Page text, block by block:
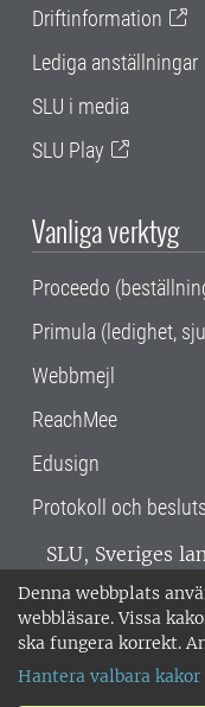
Denna webbplats
webbläsare. Vissa
ska fungera korrekt.
Hantera valbara kakor
Driftinformation
Lediga anställningar
SLU i media
SLU Play
Vanliga verktyg
Proceedo
Primula (ledighet,
Webbmejl
ReachMee
Edusign
Protokoll och
SLU, Sveriges
verksamhet
Alnarp, Uppsala
miljöcertifierat
018-67 10 00 •